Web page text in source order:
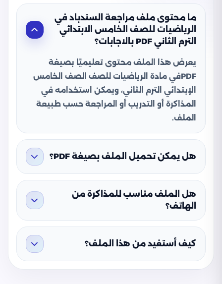
ما محتوى ملف مراجعة السندباد في
الرياضيات للصف الخامس الابتدائي
الترم الثاني PDF بالاجابات؟
يعرض هذا الملف محتوى تعليميًا بصيغة
PDFفي مادة الرياضيات للصف الصف الخامس
الإبتدائي الترم الثاني، ويمكن استخدامه في
المذاكرة أو التدريب أو المراجعة حسب طبيعة
الملف.
هل يمكن تحميل الملف بصيغة PDF؟
هل الملف مناسب للمذاكرة من
الهاتف؟
كيف أستفيد من هذا الملف؟